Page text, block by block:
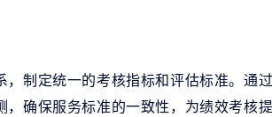
，制定统一的考核指标和评估标准。通
确保服务标准的一致性，为绩效考核提